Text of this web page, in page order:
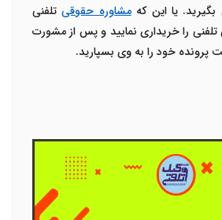
یا این کهمشاوره حقوقیتلفنی
را خریداری نمایید و پس از مشورت
پرونده خود را به وی بسپارید.